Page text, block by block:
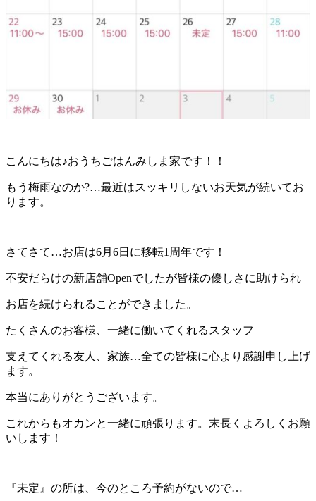
こんにちは♪おうちごはんみしま家です！！
もう梅雨なのか?…最近はスッキリしないお天気が続いてお
ります。
さてさて…お店は6月6日に移転1周年です！
不安だらけの新店舗Openでしたが皆様の優しさに助けられ
お店を続けられることができました。
たくさんのお客様、一緒に働いてくれるスタッフ
支えてくれる友人、家族…全ての皆様に心より感謝申し上げ
ます。
本当にありがとうございます。
これからもオカンと一緒に頑張ります。末長くよろしくお願
いします！
『未定』の所は、今のところ予約がないので…